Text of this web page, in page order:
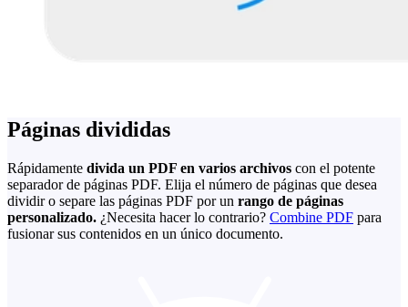
Páginas divididas
Rápidamente divida un PDF en varios archivos con el potente
separador de páginas PDF. Elija el número de páginas que desea
dividir o separe las páginas PDF por un rango de páginas
personalizado. ¿Necesita hacer lo contrario? Combine PDF para
fusionar sus contenidos en un único documento.